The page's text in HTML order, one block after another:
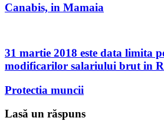
Canabis, in Mamaia
31 martie 2018 este data limita
modificarilor salariului brut in
Protectia muncii
Lasă un răspuns